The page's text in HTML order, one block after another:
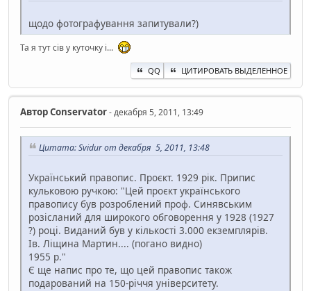
щодо фотографування запитували?)
Та я тут сів у куточку і...
QQ ЦИТИРОВАТЬ ВЫДЕЛЕННОЕ
АвторConservator- декабря 5, 2011, 13:49
Цитата: Svidur от декабря 5, 2011, 13:48
Український правопис. Проєкт. 1929 рік. Припис
кульковою ручкою: "Цей проєкт українського
правопису був розроблений проф. Синявським
розісланий для широкого обговорення у 1928 (1927
?) році. Виданий був у кількості 3.000 екземплярів.
Ів. Ліщина Мартин.... (погано видно)
1955 р."
Є ще напис про те, що цей правопис також
подарований на 150-річчя університету.